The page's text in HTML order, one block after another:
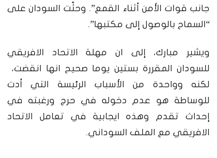
جانب قوات الأمن أثناء القمع”. وحثّت السودان على
“السماح بالوصول إلى مكتبها”.
ويشير مبارك، إلى ان مهلة الاتحاد الافريقي
للسودان المقررة بستين يوما صحيح انها انقضت،
لكنه وواحدة من الأسباب الرئيسة التي أدت
للوساطة هو عدم دخوله في حرج ورغبته في
إحداث تقدم وهذه ايجابية في تعامل الاتحاد
الافريقي مع الملف السوداني.